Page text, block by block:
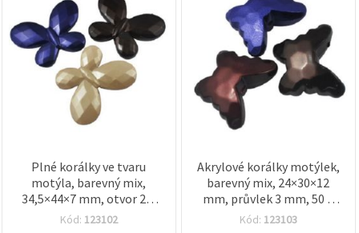
Plné korálky ve tvaru
motýla, barevný mix,
34,5×44×7 mm, otvor 2,5
mm, 50 g (~8 ks)
Kód: 123102
Akrylové korálky motýlek,
barevný mix, 24×30×12
mm, průvlek 3 mm, 50 g
(~11 ks), pro výrobu
Kód: 123103